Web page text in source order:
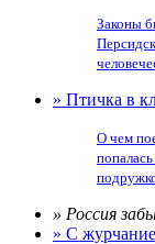
Законы
» Птичка в
О чем
» Россия
» С